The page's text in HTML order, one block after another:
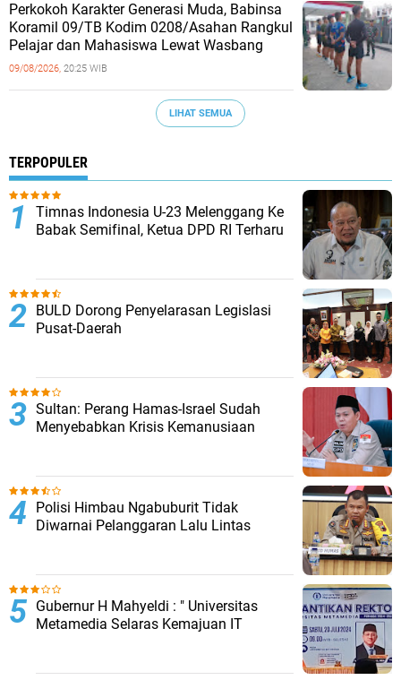
Perkokoh Karakter Generasi Muda, Babinsa
Koramil 09/TB Kodim 0208/Asahan Rangkul
Pelajar dan Mahasiswa Lewat Wasbang
09/08/2026, 20:25 WIB
LIHAT SEMUA
TERPOPULER
Timnas Indonesia U-23 Melenggang Ke
Babak Semifinal, Ketua DPD RI Terharu
BULD Dorong Penyelarasan Legislasi
Pusat-Daerah
Sultan: Perang Hamas-Israel Sudah
Menyebabkan Krisis Kemanusiaan
Polisi Himbau Ngabuburit Tidak
Diwarnai Pelanggaran Lalu Lintas
Gubernur H Mahyeldi : " Universitas
Metamedia Selaras Kemajuan IT